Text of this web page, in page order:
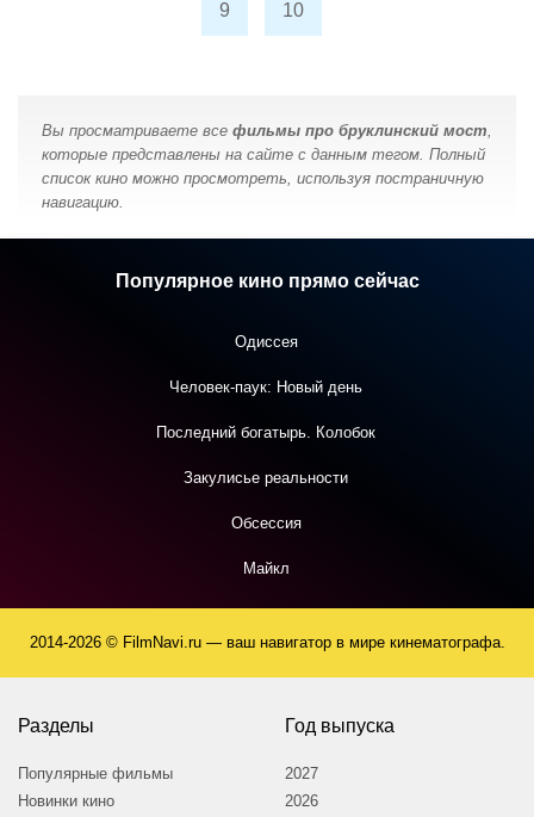
9 10
Вы просматриваете все фильмы про бруклинский мост,
которые представлены на сайте с данным тегом. Полный
список кино можно просмотреть, используя постраничную
навигацию.
Популярное кино прямо сейчас
Одиссея
Человек-паук: Новый день
Последний богатырь. Колобок
Закулисье реальности
Обсессия
Майкл
2014-2026 © FilmNavi.ru — ваш навигатор в мире кинематографа.
Разделы
Популярные фильмы
Новинки кино
Год выпуска
2027
2026